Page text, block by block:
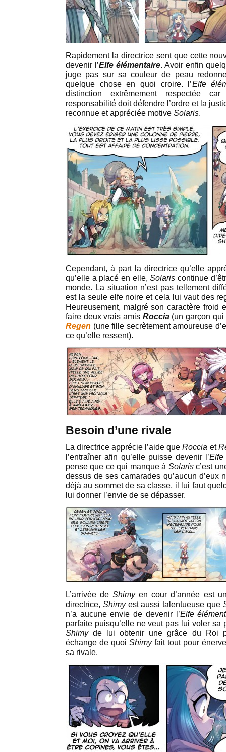
Rapidement la directrice sent que cette
devenir l’Elfe élémentaire. Avoir enfin
juge pas sur sa couleur de peau
quelque chose en quoi croire. l’Elfe
distinction extrêmement respectée
responsabilité doit défendre l’ordre et la
reconnue et appréciée motive Solaris.
Cependant, à part la directrice qu’elle
qu’elle a placé en elle,Solaris continue
monde. La situation n’est pas tellement
est la seule elfe noire et cela lui vaut des
Heureusement, malgré son caractère froid
faire deux vrais amis Roccia(un garçon qui
Regen (une fille secrètement amoureuse
ce qu’elle ressent).
Besoin d’une rivale
La directrice apprécie l’aide queRoccia et
l’entraîner afin qu’elle puisse devenir l’Elfe
pense que ce qui manque à Solarisc’est
dessus de ses camarades qu’aucun d’eux
déjà au sommet de sa classe, il lui faut
lui donner l’envie de se dépasser.
L’arrivée deShimyen cour d’année est
directrice, Shimyest aussi talentueuse que
n’a aucune envie de devenir l’Elfe
parfaite puisqu’elle ne veut pas lui voler sa
Shimyde lui obtenir une grâce du Roi
échange de quoi Shimyfait tout pour
sa rivale.